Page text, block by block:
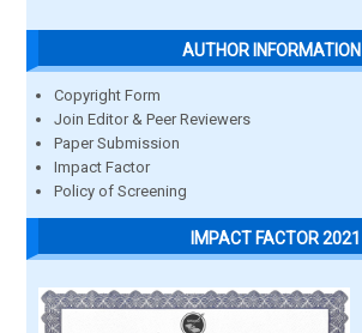
AUTHOR INFORMATION
Copyright Form
Join Editor & Peer Reviewers
Paper Submission
Impact Factor
Policy of Screening
IMPACT FACTOR 2021